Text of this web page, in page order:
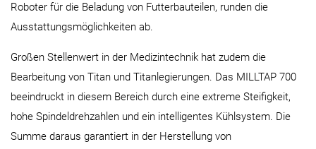
Roboter für die Beladung von Futterbauteilen, runden die
Ausstattungsmöglichkeiten ab.
Großen Stellenwert in der Medizintechnik hat zudem die
Bearbeitung von Titan und Titanlegierungen. Das MILLTAP 700
beeindruckt in diesem Bereich durch eine extreme Steifigkeit,
hohe Spindeldrehzahlen und ein intelligentes Kühlsystem. Die
Summe daraus garantiert in der Herstellung von